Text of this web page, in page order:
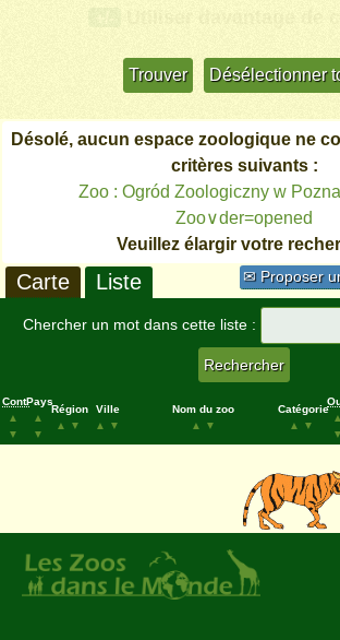
Désolé, aucun espace zoologique ne
critères suivants :
Zoo : Ogród Zoologiczny w
Zoo∨der=opened
Veuillez élargir votre
✉ Proposer
Carte Liste
Chercher un mot dans cette liste :
Cont.
▲
▼
Pays
▲
▼
Région
▲
▼
Ville
▲
▼
Nom du zoo
▲
▼
Catégorie
▲
▼
▲
▼